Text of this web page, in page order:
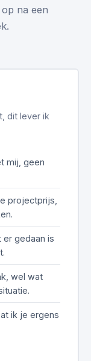
na een
dit lever ik
mij, geen
projectprijs,
gedaan is
wel wat
ik je ergens